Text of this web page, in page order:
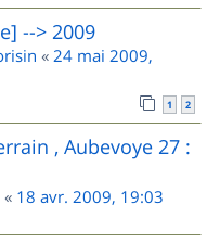
--> 2009
« 24 mai 2009,
1 2
, Aubevoye 27 :
« 18 avr. 2009, 19:03